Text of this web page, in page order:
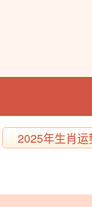
2025年生肖运